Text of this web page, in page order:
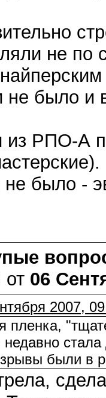
не по
не было и
из РПО-А
было -
от 06
2007,
пленка,
недавно
были в